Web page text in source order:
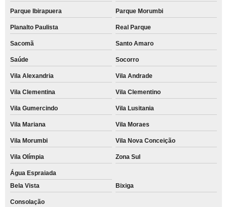
Parque Ibirapuera Parque Morumbi
Planalto Paulista Real Parque
Sacomã Santo Amaro
Saúde Socorro
Vila Alexandria Vila Andrade
Vila Clementina Vila Clementino
Vila Gumercindo Vila Lusitania
Vila Mariana Vila Moraes
Vila Morumbi Vila Nova Conceição
Vila Olímpia Zona Sul
Água Espraiada
Bela Vista
Bixiga
Consolação